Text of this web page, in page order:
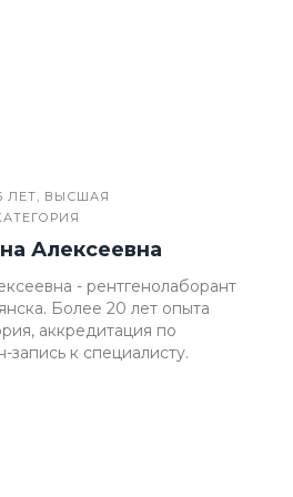
ЛЕТ, ВЫСШАЯ
Алексеевна
- рентгенолаборант
Более 20 лет опыта
аккредитация по
запись к специалисту.